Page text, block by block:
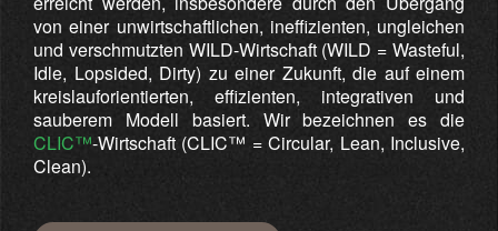
von einer unwirtschaftlichen, ineffizienten, ungleichen
und verschmutzten WILD-Wirtschaft (WILD = Wasteful,
Idle, Lopsided, Dirty) zu einer Zukunft, die auf einem
kreislauforientierten, effizienten, integrativen und
sauberem Modell basiert. Wir bezeichnen es die
CLIC™-Wirtschaft (CLIC™ = Circular, Lean, Inclusive,
Clean).